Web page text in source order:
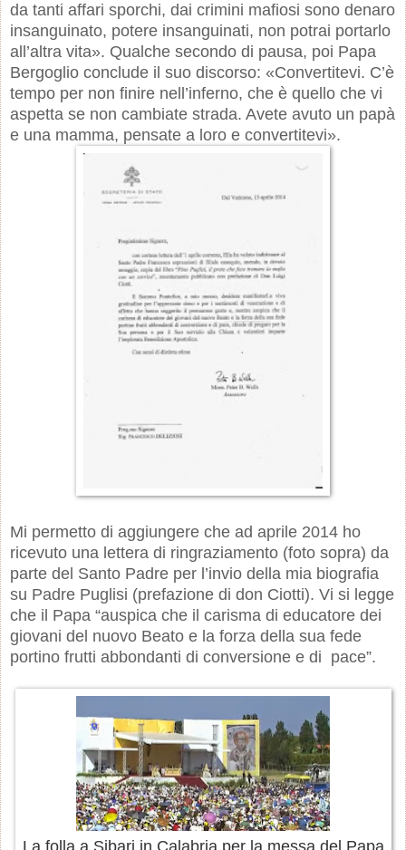
da tanti affari sporchi, dai crimini mafiosi sono denaro
insanguinato, potere insanguinati, non potrai portarlo
all’altra vita». Qualche secondo di pausa, poi Papa
Bergoglio conclude il suo discorso: «Convertitevi. C’è
tempo per non finire nell’inferno, che è quello che vi
aspetta se non cambiate strada. Avete avuto un papà
e una mamma, pensate a loro e convertitevi».
Mi permetto di aggiungere che ad aprile 2014 ho
ricevuto una lettera di ringraziamento (foto sopra) da
parte del Santo Padre per l’invio della mia biografia
su Padre Puglisi (prefazione di don Ciotti). Vi si legge
che il Papa “auspica che il carisma di educatore dei
giovani del nuovo Beato e la forza della sua fede
portino frutti abbondanti di conversione e di pace”.